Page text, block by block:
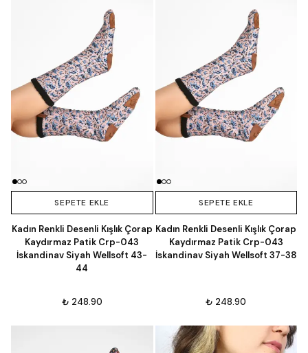
SEPETE EKLE
Kadın Renkli Desenli Kışlık Çorap
Kaydırmaz Patik Crp-043
İskandinav Siyah Wellsoft 43-
44
₺ 248.90
SEPETE EKLE
Kadın Renkli Desenli Kışlık Çorap
Kaydırmaz Patik Crp-043
İskandinav Siyah Wellsoft 37-38
₺ 248.90